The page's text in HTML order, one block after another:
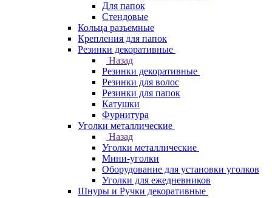
Для папок
Стендовые
Кольца разъемные
Крепления для папок
Резинки декоративные
Назад
Резинки декоративные
Резинки для волос
Резинки для папок
Катушки
Фурнитура
Уголки металлические
Назад
Уголки металлические
Мини-уголки
Оборудование для установки уголков
Уголки для ежедневников
Шнуры и Ручки декоративные